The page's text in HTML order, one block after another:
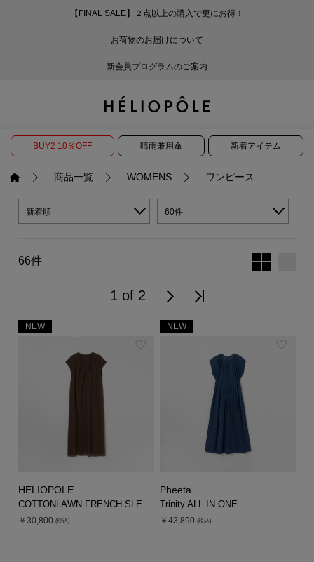
【FINAL SALE】２点以上の購入で更にお得！
お荷物のお届けについて
新会員プログラムのご案内
BUY2 10％OFF 晴雨兼用傘 新着アイテム
ジャケット・アウター
トップス
パンツ
スカート
ワンピース
シューズ
アクセサリー
戻る
コート（29）
ジャケット（31）
ブルゾン（21）
ダウンジャケット（
戻る
Tシャツ・カットソ
シャツ・ブラウス（
ニット（164）
スウェット（9）
フーディ（6）
パンツ
戻る
パンツ（163）
スカート
戻る
スカート（86）
ワンピース
戻る
ワンピース（66）
シューズ
戻る
サンダル（31）
パンプス（4）
ブーツ（6）
スニーカー（3）
バレエシューズ（8）
戻る
トートバッグ（22）
ショルダーバッグ（
かごバッグ（1）
その他バッグ（10）
ファッション雑貨
戻る
傘（10）
帽子（19）
ヘアアクセサリー（
スカーフ・ストール
ベルト（11）
ソックス・レッグウ
その他（2）
アクセサリー
戻る
ネックレス（9）
ピアス・イヤリング
その他アクセサリー
ジャケット・アウター
トップス
パンツ
スカート
ワンピース
シューズ
アクセサリー
ジャケット・アウター
戻る
コート
ジャケット
ブルゾン
ダウンジャケット
トップス
戻る
Tシャツ・カットソー
シャツ・ブラウス
ニット
パンツ
スカート
ワンピース
戻る
サンダル
パンプス
ブーツ
バレエシューズ
バッグ
戻る
トートバッグ
ショルダーバッグ
かごバッグ
ファッション雑貨
戻る
傘
帽子
ヘアアクセサリー
スカーフ・ストール
その他
戻る
ネックレス
ピアス・イヤリング
その他アクセサリー
商品一覧 WOMENS ワンピース
新着順 60件
66件
1 of 2
NEW
HELIOPOLE
￥30,800 (税込)
NEW
Pheeta
Trinity ALL IN ONE
￥43,890 (税込)